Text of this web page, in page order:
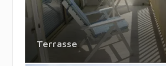
Terrasse